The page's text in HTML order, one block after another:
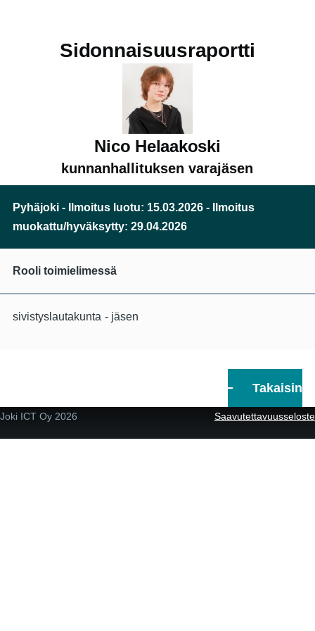
Sidonnaisuusraportti
Nico Helaakoski
kunnanhallituksen varajäsen
Pyhäjoki - Ilmoitus luotu: 15.03.2026 - Ilmoitus
muokattu/hyväksytty: 29.04.2026
Rooli toimielimessä
sivistyslautakunta jäsen
Takaisin
Joki ICT Oy 2026 Saavutettavuusseloste